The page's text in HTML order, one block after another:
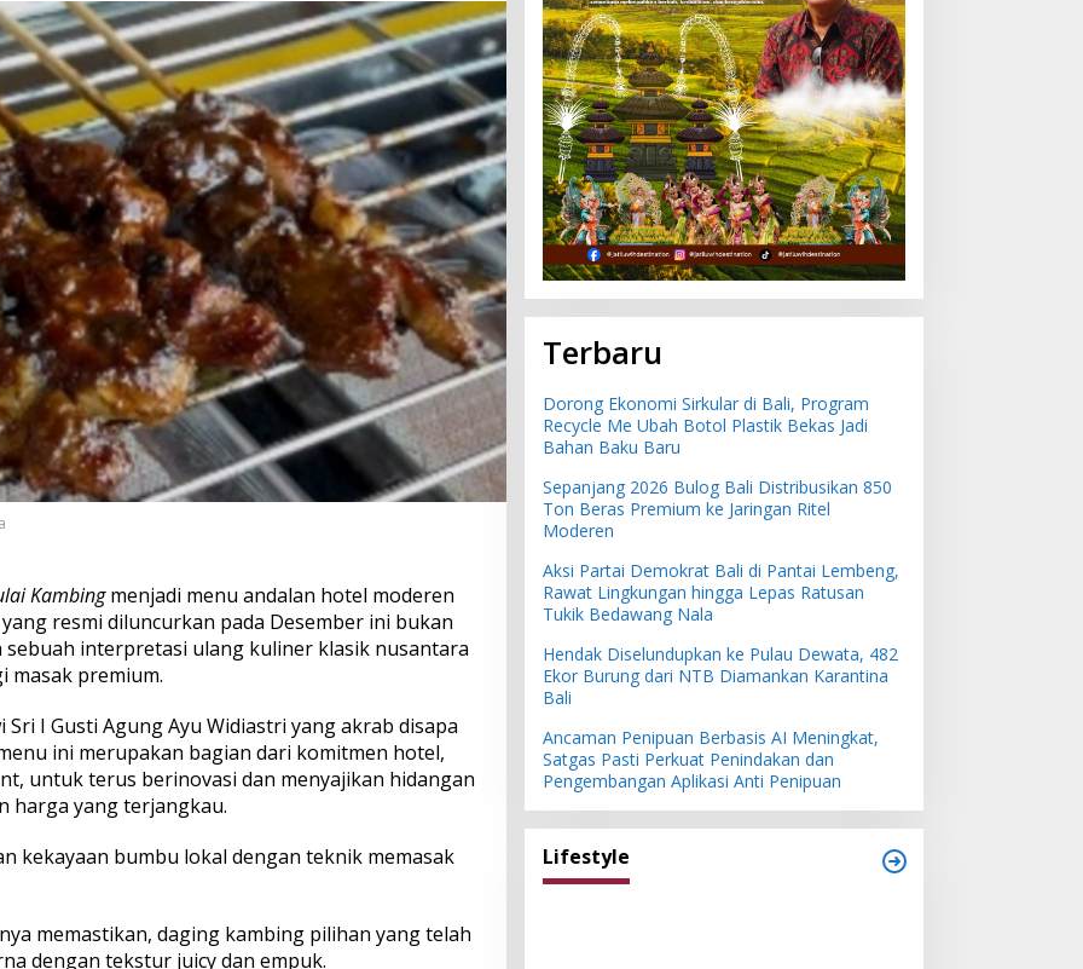
Kambingmenjadi menu andalan hotel moderen
resmi diluncurkan pada Desember ini bukan
sebuah interpretasi ulang kuliner klasik nusantara
masak premium.
I Gusti Agung Ayu Widiastri yang akrab disapa
ini merupakan bagian dari komitmen hotel,
untuk terus berinovasi dan menyajikan hidangan
harga yang terjangkau.
kekayaan bumbu lokal dengan teknik memasak
memastikan, daging kambing pilihan yang telah
dengan tekstur juicy dan empuk.
Terbaru
Dorong Ekonomi Sirkular di Bali, Program
Recycle Me Ubah Botol Plastik Bekas Jadi
Bahan Baku Baru
Sepanjang 2026 Bulog Bali Distribusikan 850
Ton Beras Premium ke Jaringan Ritel
Moderen
Aksi Partai Demokrat Bali di Pantai Lembeng,
Rawat Lingkungan hingga Lepas Ratusan
Tukik Bedawang Nala
Hendak Diselundupkan ke Pulau Dewata, 482
Ekor Burung dari NTB Diamankan Karantina
Bali
Ancaman Penipuan Berbasis AI Meningkat,
Satgas Pasti Perkuat Penindakan dan
Pengembangan Aplikasi Anti Penipuan
Lifestyle